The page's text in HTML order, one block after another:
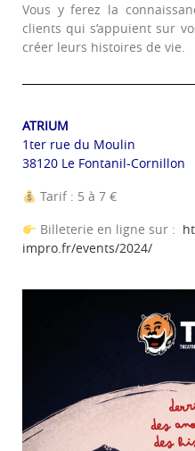
Vous y ferez la
clients qui s’appuient sur
créer leurs histoires de vie.
ATRIUM
1ter rue du Moulin
38120 Le Fontanil-Cornillon
Tarif : 5 à 7 €
Billeterie en ligne sur :
impro.fr/events/2024/